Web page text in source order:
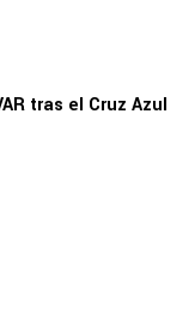
Europa: una joya